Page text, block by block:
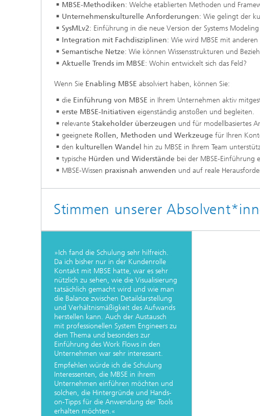
MBSE-Methodiken: Welche etablierten Methoden und
Unternehmenskulturelle Anforderungen: Wie gelingt der
SysMLv2: Einführung in die neue Version der Systems
Integration mit Fachdisziplinen: Wie wird MBSE mit
Semantische Netze: Wie können Wissensstrukturen und
Aktuelle Trends im MBSE: Wohin entwickelt sich das Feld?
Wenn Sie Enabling MBSE absolviert haben, können Sie:
die Einführung von MBSE in Ihrem Unternehmen aktiv
erste MBSE-Initiativen eigenständig anstoßen und begleiten.
relevante Stakeholder überzeugen und für modellbasiertes
geeignete Rollen, Methoden und Werkzeuge für Ihren
den kulturellen Wandel
hin zu MBSE in Ihrem Team
typische Hürden und Widerstände bei der MBSE-Einführung
MBSE-Wissen praxisnah anwenden und auf reale
Stimmen unserer
»Ich fand die Schulung sehr hilfreich.
Da ich bisher nur in der Kundenrolle
Kontakt mit MBSE hatte, war es sehr
nützlich zu sehen, wie die Visualisierung
tatsächlich gemacht wird und wie man
die Balance zwischen Detaildarstellung
und Verhältnismäßigkeit des Aufwands
herstellen kann. Auch der Austausch
mit professionellen System Engineers zu
dem Thema und besonders zur
Einführung des Work Flows in den
Unternehmen war sehr interessant.
Empfehlen würde ich die Schulung
Interessenten, die MBSE in ihrem
Unternehmen einführen möchten und
solchen, die Hintergründe und Hands-
on-Tipps für die Anwendung der Tools
erhalten möchten.«